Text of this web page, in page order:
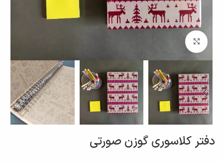
برای بزرگنمایی کلیک کنید
دفتر کلاسوری گوزن صورتی